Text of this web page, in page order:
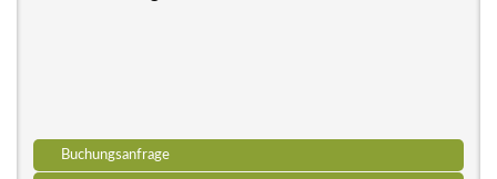
Buchungsanfrage